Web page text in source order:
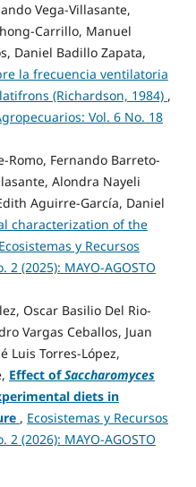
Vega-Villasante,
Carrillo, Manuel
Daniel Badillo Zapata,
la frecuencia ventilatoria
(Richardson, 1984) ,
Vol. 6 No. 18
Romo, Fernando Barreto-
Alondra Nayeli
Aguirre-García, Daniel
characterization of the
Ecosistemas y Recursos
(2025): MAYO-AGOSTO
Oscar Basilio Del Rio-
Vargas Ceballos, Juan
Luis Torres-López,
Effect ofSaccharomyces
diets in
, Ecosistemas y Recursos
(2026): MAYO-AGOSTO